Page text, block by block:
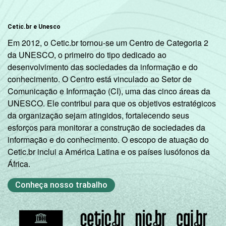
De 60 anos
ou mais
21 79 0
Renda
Familiar
Até 1 SM 42 58
Mais de 1
SM até 2 SM
57 43 0
Mais de 2
SM até 3 SM
69 31 0
Mais de 3
SM até 5 SM
Mais de 5
Cetic.br e Unesco
Em 2012, o Cetic.br tornou-se um Centro de Categoria 2
da UNESCO, o primeiro do tipo dedicado ao
desenvolvimento das sociedades da informação e do
conhecimento. O Centro está vinculado ao Setor de
Comunicação e Informação (CI), uma das cinco áreas da
UNESCO. Ele contribui para que os objetivos estratégicos
da organização sejam atingidos, fortalecendo seus
esforços para monitorar a construção de sociedades da
informação e do conhecimento. O escopo de atuação do
Cetic.br inclui a América Latina e os países lusófonos da
África.
Conheça nosso trabalho